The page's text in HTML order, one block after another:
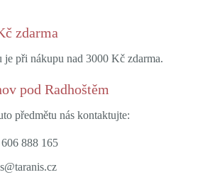
zdarma
je při nákupu nad 3000 Kč zdarma.
pod Radhoštěm
předmětu nás kontaktujte:
888 165